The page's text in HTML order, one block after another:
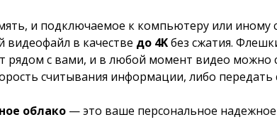
и подключаемое к компьютеру или иному
видеофайл в качестве до 4Kбез сжатия.
рядом с вами, и в любой момент видео
считывания информации, либо
облако — это ваше персональное